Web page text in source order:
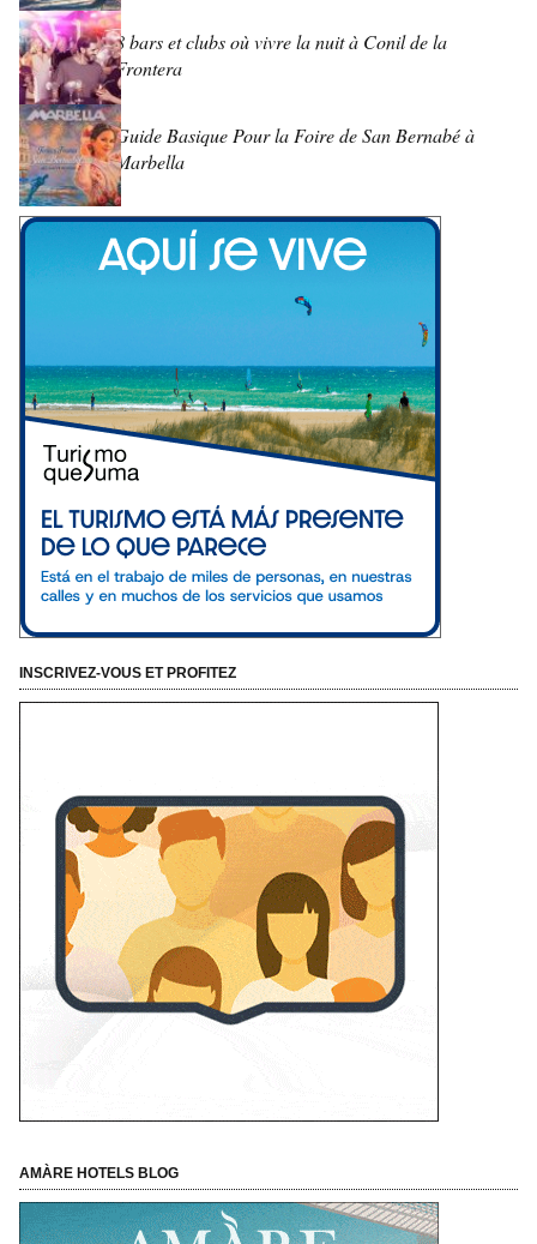
8 bars et clubs où vivre la nuit à Conil de la
Frontera
Guide Basique Pour la Foire de San Bernabé à
Marbella
INSCRIVEZ-VOUS ET PROFITEZ
AMÀRE HOTELS BLOG